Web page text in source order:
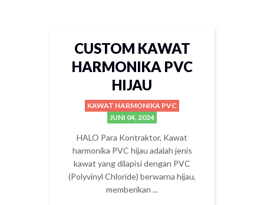
CUSTOM KAWAT
HARMONIKA PVC
HIJAU
KAWAT HARMONIKA PVC
JUNI 04, 2024
HALO Para Kontraktor, Kawat
harmonika PVC hijau adalah jenis
kawat yang dilapisi dengan PVC
(Polyvinyl Chloride) berwarna hijau,
memberikan ...